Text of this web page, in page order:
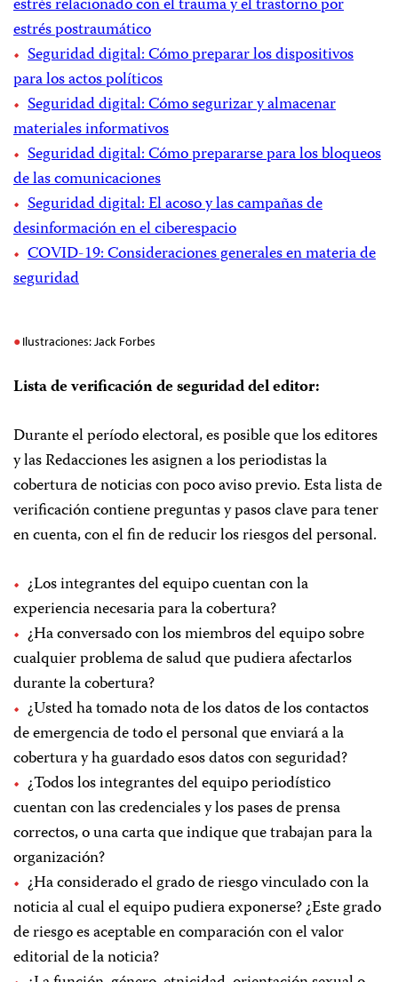
estrés relacionado con el trauma y el trastorno por
estrés postraumático
Seguridad digital: Cómo preparar los dispositivos
para los actos políticos
Seguridad digital: Cómo segurizar y almacenar
materiales informativos
Seguridad digital: Cómo prepararse para los bloqueos
de las comunicaciones
Seguridad digital: El acoso y las campañas de
desinformación en el ciberespacio
COVID-19: Consideraciones generales en materia de
seguridad
Ilustraciones: Jack Forbes
Lista de verificación de seguridad del editor:
Durante el período electoral, es posible que los editores
y las Redacciones les asignen a los periodistas la
cobertura de noticias con poco aviso previo. Esta lista de
verificación contiene preguntas y pasos clave para tener
en cuenta, con el fin de reducir los riesgos del personal.
¿Los integrantes del equipo cuentan con la
experiencia necesaria para la cobertura?
¿Ha conversado con los miembros del equipo sobre
cualquier problema de salud que pudiera afectarlos
durante la cobertura?
¿Usted ha tomado nota de los datos de los contactos
de emergencia de todo el personal que enviará a la
cobertura y ha guardado esos datos con seguridad?
¿Todos los integrantes del equipo periodístico
cuentan con las credenciales y los pases de prensa
correctos, o una carta que indique que trabajan para la
organización?
¿Ha considerado el grado de riesgo vinculado con la
noticia al cual el equipo pudiera exponerse? ¿Este grado
de riesgo es aceptable en comparación con el valor
editorial de la noticia?